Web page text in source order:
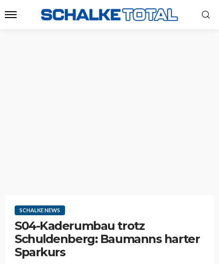
SCHALKE NEWS
S04-Kaderumbau trotz
Schuldenberg: Baumanns harter
Sparkurs